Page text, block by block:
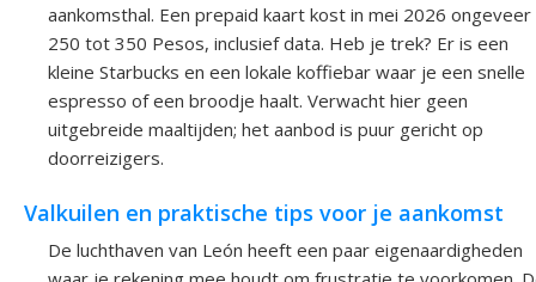
aankomsthal. Een prepaid kaart kost in mei 2026 ongeveer
250 tot 350 Pesos, inclusief data. Heb je trek? Er is een
kleine Starbucks en een lokale koffiebar waar je een snelle
espresso of een broodje haalt. Verwacht hier geen
uitgebreide maaltijden; het aanbod is puur gericht op
doorreizigers.
Valkuilen en praktische tips voor je aankomst
De luchthaven van León heeft een paar eigenaardigheden